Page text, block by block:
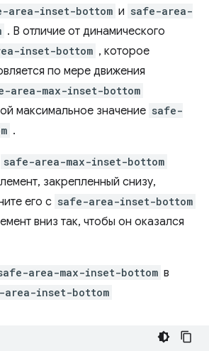
area-inset-bottom и safe-area-
. В отличие от динамического
inset-bottom , которое
по мере движения
area-max-inset-bottom
максимальное значение safe-
.
safe-area-max-inset-bottom
закрепленный снизу,
его с safe-area-inset-bottom
вниз так, чтобы он оказался
area-max-inset-bottom в
area-inset-bottom